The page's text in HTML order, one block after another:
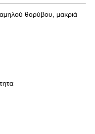
θορύβου, μακριά